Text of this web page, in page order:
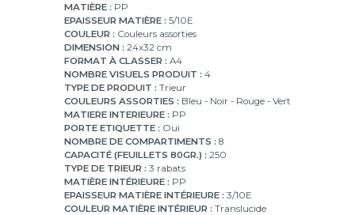
MATIÈRE : PP
EPAISSEUR MATIÈRE : 5/10E
COULEUR : Couleurs assorties
DIMENSION : 24x32 cm
FORMAT À CLASSER : A4
NOMBRE VISUELS PRODUIT : 4
TYPE DE PRODUIT : Trieur
COULEURS ASSORTIES : Bleu - Noir - Rouge - Vert
MATIERE INTERIEURE : PP
PORTE ETIQUETTE : Oui
NOMBRE DE COMPARTIMENTS : 8
CAPACITÉ (FEUILLETS 80GR.) : 250
TYPE DE TRIEUR : 3 rabats
MATIÈRE INTÉRIEURE : PP
EPAISSEUR MATIÈRE INTÉRIEURE : 3/10E
COULEUR MATIÈRE INTÉRIEUR : Translucide